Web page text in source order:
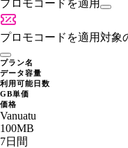
プロモコードを適用
プロモコードを適用対象
プラン名
データ容量
利用可能日数
GB単価
価格
Vanuatu
100MB
7日間